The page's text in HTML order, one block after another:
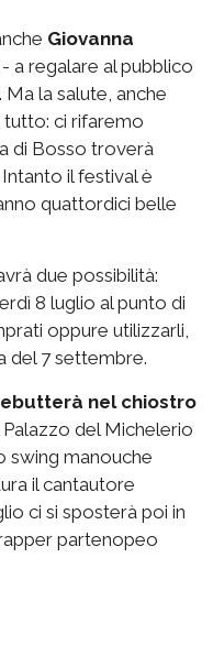
Giovanna
- a regalare al pubblico
la salute, anche
ci rifaremo
di Bosso troverà
il festival è
quattordici belle
due possibilità:
8 luglio al punto di
oppure utilizzarli,
del 7 settembre.
nel chiostro
Palazzo del Michelerio
swing manouche
il cantautore
ci si sposterà poi in
partenopeo